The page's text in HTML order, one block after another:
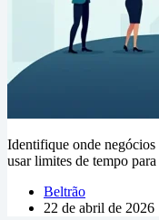
Identifique onde
usar limites de tempo
Beltrão
22 de abril de 2026